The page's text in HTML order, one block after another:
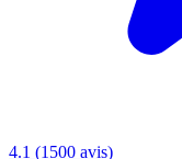
4.1 (1500 avis)